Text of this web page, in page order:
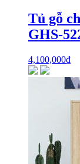
Tủ gỗ
GHS-
4,100,000₫